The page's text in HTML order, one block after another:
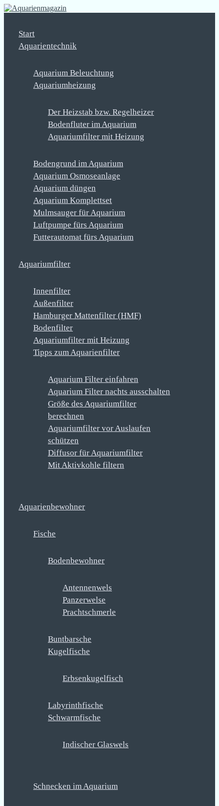
Start
Aquarientechnik
Aquarium Beleuchtung
Aquariumheizung
Der Heizstab bzw. Regelheizer
Bodenfluter im Aquarium
Aquariumfilter mit Heizung
Bodengrund im Aquarium
Aquarium Osmoseanlage
Aquarium düngen
Aquarium Komplettset
Mulmsauger für Aquarium
Luftpumpe fürs Aquarium
Futterautomat fürs Aquarium
Aquariumfilter
Innenfilter
Außenfilter
Hamburger Mattenfilter (HMF)
Bodenfilter
Aquariumfilter mit Heizung
Tipps zum Aquarienfilter
Aquarium Filter einfahren
Aquarium Filter nachts ausschalten
Größe des Aquariumfilter
berechnen
Aquariumfilter vor Auslaufen
schützen
Diffusor für Aquariumfilter
Mit Aktivkohle filtern
Aquarienbewohner
Fische
Bodenbewohner
Antennenwels
Panzerwelse
Prachtschmerle
Buntbarsche
Kugelfische
Erbsenkugelfisch
Labyrinthfische
Schwarmfische
Indischer Glaswels
Schnecken im Aquarium